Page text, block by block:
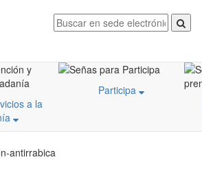
a la
Participa
antirrabica